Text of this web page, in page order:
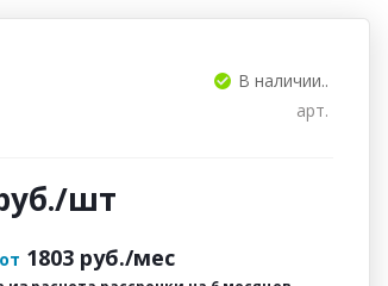
В наличии..
арт.
/шт
1803 руб./мес